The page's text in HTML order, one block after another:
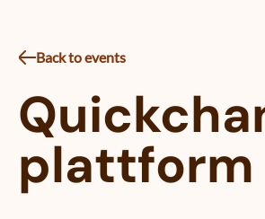
Back to events
plattform